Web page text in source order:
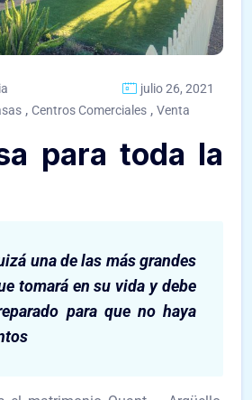
julio 26, 2021
, Centros Comerciales , Venta
para toda la
una de las más grandes
tomará en su vida y debe
para que no haya